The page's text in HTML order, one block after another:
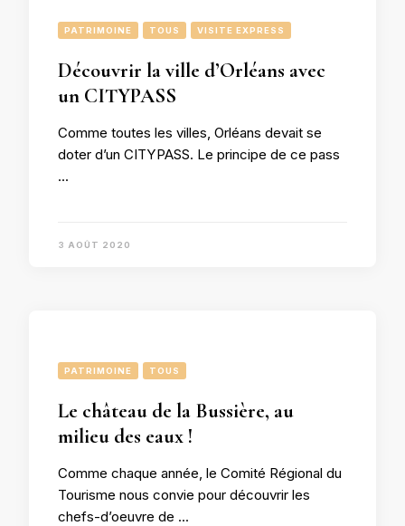
PATRIMOINE TOUS VISITE EXPRESS
Découvrir la ville d’Orléans avec
un CITYPASS
Comme toutes les villes, Orléans devait se
doter d’un CITYPASS. Le principe de ce pass
…
3 AOÛT 2020
PATRIMOINE TOUS
Le château de la Bussière, au
milieu des eaux !
Comme chaque année, le Comité Régional du
Tourisme nous convie pour découvrir les
chefs-d’oeuvre de …